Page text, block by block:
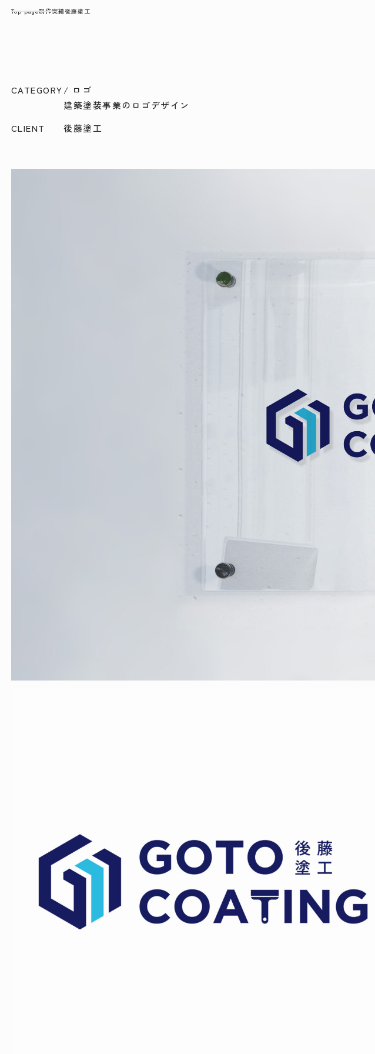
Top page制作実績後藤塗工
CATEGORY/ ロゴ
建築塗装事業のロゴデザイン
CLIENT
後藤塗工